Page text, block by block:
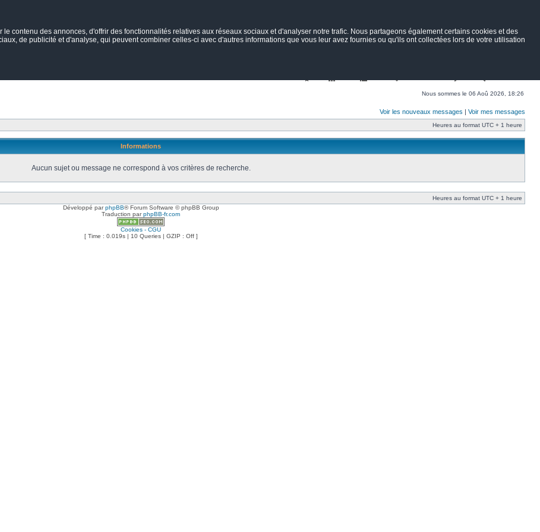
contenu des annonces, d'offrir des fonctionnalités relatives aux réseaux sociaux et d'analyser notre trafic. Nous partageons également certains cookies et des
de publicité et d'analyse, qui peuvent combiner celles-ci avec d'autres informations que vous leur avez fournies ou qu'ils ont collectées lors de votre utilisation
Nous sommes le 06 Aoû 2026, 18:26
Voir les nouveaux messages | Voir mes messages
Heures au format UTC + 1 heure
Informations
Aucun sujet ou message ne correspond à vos critères de recherche.
Heures au format UTC + 1 heure
Développé parphpBB® Forum Software © phpBB Group
Traduction parphpBB-fr.com
Cookies - CGU
[ Time : 0.019s | 10 Queries | GZIP : Off ]